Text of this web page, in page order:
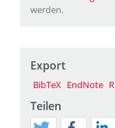
werden.
Export
BibTeX EndNote
Teilen